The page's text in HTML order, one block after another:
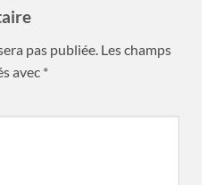
pas publiée. Les champs
avec *